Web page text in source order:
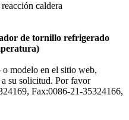
caldera
de tornillo refrigerado
o modelo en el sitio web,
su solicitud. Por favor
Fax:0086-21-35324166,